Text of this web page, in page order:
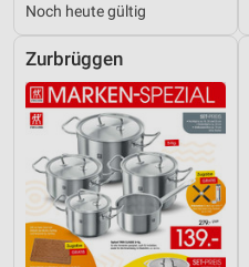
Noch heute gültig
Zurbrüggen